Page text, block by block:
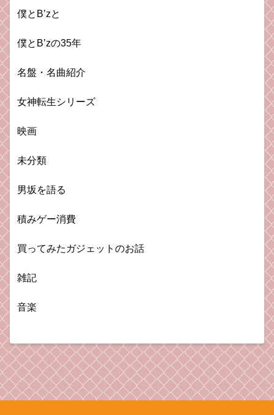
僕とB’zと
僕とB’zの35年
名盤・名曲紹介
女神転生シリーズ
映画
未分類
男坂を語る
積みゲー消費
買ってみたガジェットのお話
雑記
音楽